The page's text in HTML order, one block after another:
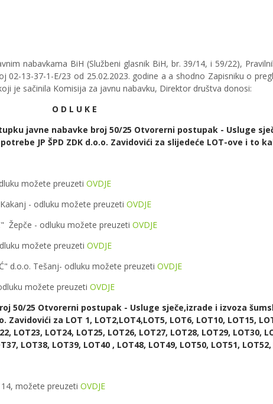
nabavkama BiH (Službeni glasnik BiH, br. 39/14, i 59/22),
02-13-37-1-E/23 od 25.02.2023. godine a a shodno Zapisniku o
je sačinila Komisija za javnu nabavku, Direktor društva donosi:
O D L U K E
javne nabavke broj 50/25 Otvorerni postupak - Usluge
JP ŠPD ZDK d.o.o. Zavidovići za slijedeće LOT-ove i to
možete preuzeti OVDJE
- odluku možete preuzeti OVDJE
Žepče - odluku možete preuzeti OVDJE
možete preuzeti OVDJE
d.o.o. Tešanj- odluku možete preuzeti OVDJE
možete preuzeti OVDJE
50/25 Otvorerni postupak - Usluge sječe,izrade i izvoza
za LOT 1, LOT2,LOT4,LOT5, LOT6, LOT10, LOT15,
LOT23, LOT24, LOT25, LOT26, LOT27, LOT28, LOT29, LOT30,
LOT38, LOT39, LOT40 , LOT48, LOT49, LOT50, LOT51,
možete preuzeti OVDJE